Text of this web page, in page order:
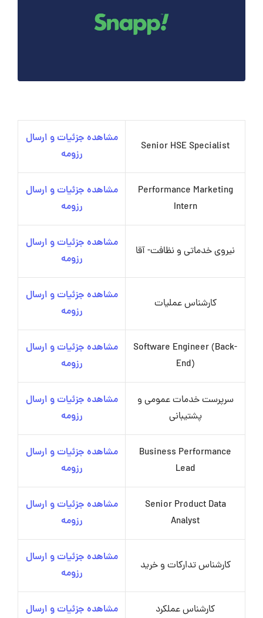
Senior HSE Specialist
مشاهده جزئیات و ارسال
رزومه
Performance Marketing
Intern
مشاهده جزئیات و ارسال
رزومه
نیروی خدماتی و نظافت- آقا
مشاهده جزئیات و ارسال
رزومه
کارشناس عملیات
مشاهده جزئیات و ارسال
رزومه
Software Engineer (Back-
End)
مشاهده جزئیات و ارسال
رزومه
سرپرست خدمات عمومی و
پشتیبانی
مشاهده جزئیات و ارسال
رزومه
Business Performance
Lead
مشاهده جزئیات و ارسال
رزومه
Senior Product Data
Analyst
مشاهده جزئیات و ارسال
رزومه
کارشناس تدارکات و خرید
مشاهده جزئیات و ارسال
رزومه
کارشناس عملکرد
مشاهده جزئیات و ارسال